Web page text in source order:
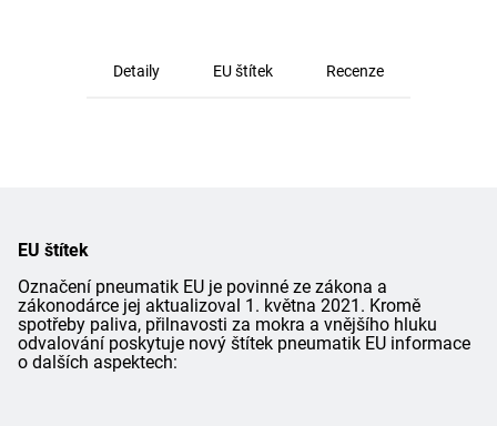
Detaily EU štítek Recenze
EU štítek
Označení pneumatik EU je povinné ze zákona a
zákonodárce jej aktualizoval 1. května 2021. Kromě
spotřeby paliva, přilnavosti za mokra a vnějšího hluku
odvalování poskytuje nový štítek pneumatik EU informace
o dalších aspektech: